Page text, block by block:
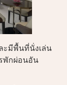
มีพื้นที่นั่งเล่น
พักผ่อนอัน